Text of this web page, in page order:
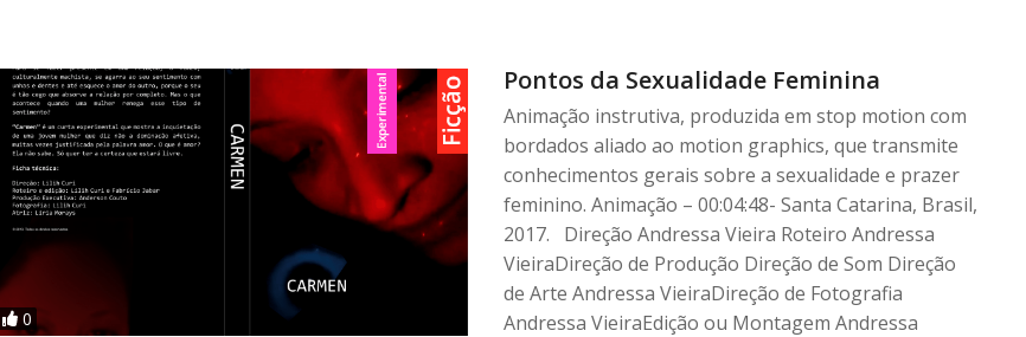
0
Pontos da Sexualidade Feminina
Animação instrutiva, produzida em stop motion com
bordados aliado ao motion graphics, que transmite
conhecimentos gerais sobre a sexualidade e prazer
feminino. Animação – 00:04:48- Santa Catarina, Brasil,
2017. Direção Andressa Vieira Roteiro Andressa
VieiraDireção de Produção Direção de Som Direção
de Arte Andressa VieiraDireção de Fotografia
Andressa VieiraEdição ou Montagem Andressa